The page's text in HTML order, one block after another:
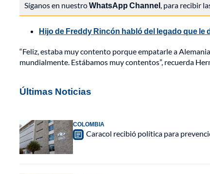
Síganos en nuestroWhatsApp Channel, para recibir
Hijo de Freddy Rincón habló del legado que le
“Feliz, estaba muy contento porque empatarle a
mundialmente. Estábamos muy contentos”, recuerda
Últimas Noticias
COLOMBIA
Caracol recibió política para